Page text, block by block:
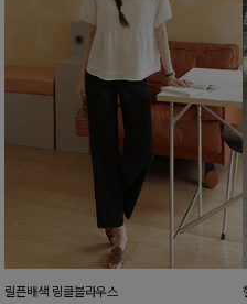
릴픈배색 링클블라우스